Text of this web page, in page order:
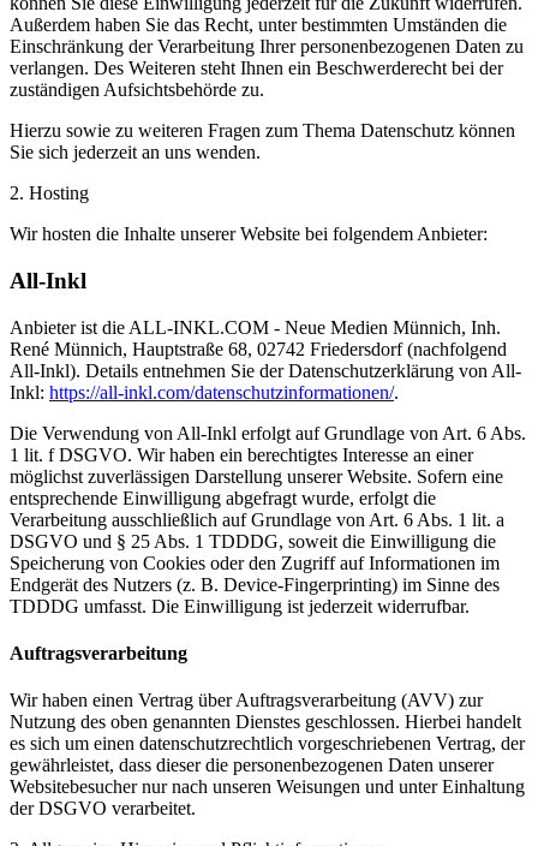
Außerdem haben Sie das Recht, unter bestimmten Umständen die
Einschränkung der Verarbeitung Ihrer personenbezogenen Daten zu
verlangen. Des Weiteren steht Ihnen ein Beschwerderecht bei der
zuständigen Aufsichtsbehörde zu.
Hierzu sowie zu weiteren Fragen zum Thema Datenschutz können
Sie sich jederzeit an uns wenden.
2. Hosting
Wir hosten die Inhalte unserer Website bei folgendem Anbieter:
All-Inkl
Anbieter ist die ALL-INKL.COM - Neue Medien Münnich, Inh.
René Münnich, Hauptstraße 68, 02742 Friedersdorf (nachfolgend
All-Inkl). Details entnehmen Sie der Datenschutzerklärung von All-
Inkl: https://all-inkl.com/datenschutzinformationen/.
Die Verwendung von All-Inkl erfolgt auf Grundlage von Art. 6 Abs.
1 lit. f DSGVO. Wir haben ein berechtigtes Interesse an einer
möglichst zuverlässigen Darstellung unserer Website. Sofern eine
entsprechende Einwilligung abgefragt wurde, erfolgt die
Verarbeitung ausschließlich auf Grundlage von Art. 6 Abs. 1 lit. a
DSGVO und § 25 Abs. 1 TDDDG, soweit die Einwilligung die
Speicherung von Cookies oder den Zugriff auf Informationen im
Endgerät des Nutzers (z. B. Device-Fingerprinting) im Sinne des
TDDDG umfasst. Die Einwilligung ist jederzeit widerrufbar.
Auftragsverarbeitung
Wir haben einen Vertrag über Auftragsverarbeitung (AVV) zur
Nutzung des oben genannten Dienstes geschlossen. Hierbei handelt
es sich um einen datenschutzrechtlich vorgeschriebenen Vertrag, der
gewährleistet, dass dieser die personenbezogenen Daten unserer
Websitebesucher nur nach unseren Weisungen und unter Einhaltung
der DSGVO verarbeitet.